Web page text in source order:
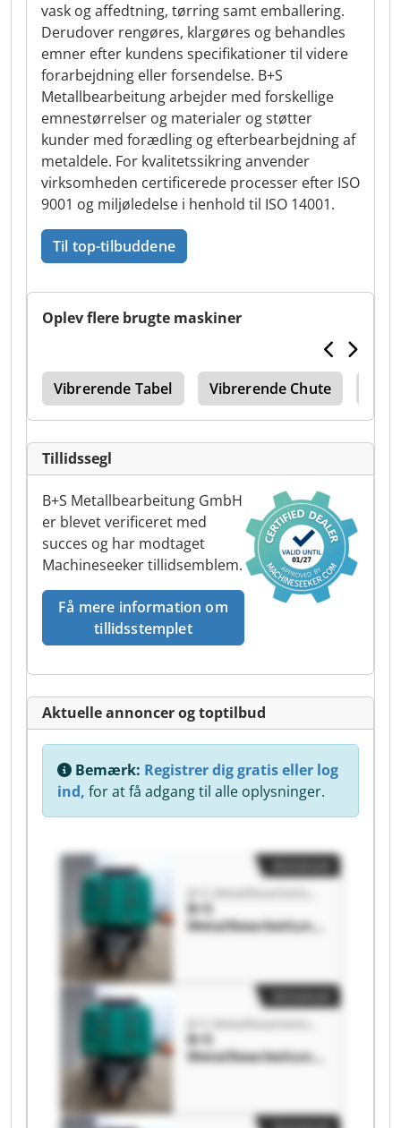
vask og affedtning, tørring samt emballering.
Derudover rengøres, klargøres og behandles
emner efter kundens specifikationer til videre
forarbejdning eller forsendelse. B+S
Metallbearbeitung arbejder med forskellige
emnestørrelser og materialer og støtter
kunder med forædling og efterbearbejdning af
metaldele. For kvalitetssikring anvender
virksomheden certificerede processer efter ISO
9001 og miljøledelse i henhold til ISO 14001.
Til top-tilbuddene
Oplev flere brugte maskiner
Vibrerende Tabel Vibrerende Chute
Tillidssegl
B+S Metallbearbeitung GmbH
er blevet verificeret med
succes og har modtaget
Machineseeker tillidsemblem.
Få mere information om
tillidsstemplet
Aktuelle annoncer og toptilbud
Bemærk: Registrer dig gratis eller log
ind, for at få adgang til alle oplysninger.
B+S
Metallbearbeitung
B+S
Metallbearbeitung